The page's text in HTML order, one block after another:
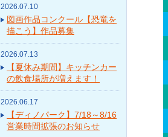
2026.07.10
図画作品コンクール【恐竜を
描こう】作品募集
2026.07.13
【夏休み期間】キッチンカー
の飲食場所が増えます！
2026.06.17
【ディノパーク】7/18～8/16
営業時間拡張のお知らせ